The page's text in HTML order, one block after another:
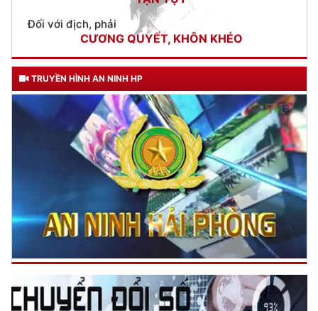
Trích thư Chủ tịch Hồ Chí Minh
gửi Công an Khu XII,
ngày 11 tháng 3 năm 1948.
TRUYỀN HÌNH AN NINH HP